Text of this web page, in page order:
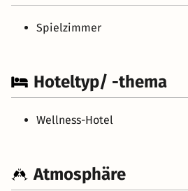
Spielzimmer
Hoteltyp/ -thema
Wellness-Hotel
Atmosphäre